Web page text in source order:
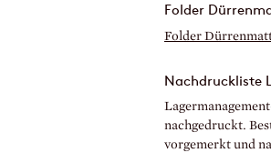
Folder
Folder
Nachdruckliste
nachgedruckt.
vorgemerkt und